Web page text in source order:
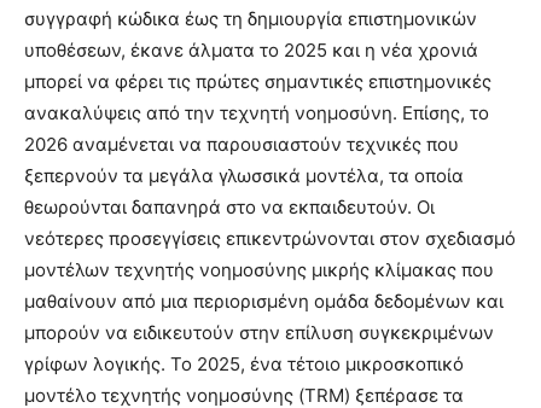
συγγραφή κώδικα έως τη δημιουργία επιστημονικών
υποθέσεων, έκανε άλματα το 2025 και η νέα χρονιά
μπορεί να φέρει τις πρώτες σημαντικές επιστημονικές
ανακαλύψεις από την τεχνητή νοημοσύνη. Επίσης, το
2026 αναμένεται να παρουσιαστούν τεχνικές που
ξεπερνούν τα μεγάλα γλωσσικά μοντέλα, τα οποία
θεωρούνται δαπανηρά στο να εκπαιδευτούν. Οι
νεότερες προσεγγίσεις επικεντρώνονται στον σχεδιασμό
μοντέλων τεχνητής νοημοσύνης μικρής κλίμακας που
μαθαίνουν από μια περιορισμένη ομάδα δεδομένων και
μπορούν να ειδικευτούν στην επίλυση συγκεκριμένων
γρίφων λογικής. Το 2025, ένα τέτοιο μικροσκοπικό
μοντέλο τεχνητής νοημοσύνης (TRM) ξεπέρασε τα